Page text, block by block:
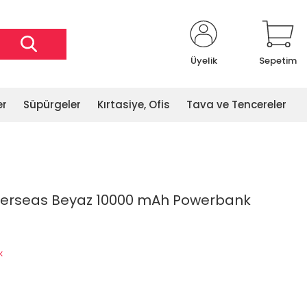
Üyelik Sepetim
Süpürgeler Kırtasiye, Ofis Tava ve Tencereler
Beyaz 10000 mAh Powerbank